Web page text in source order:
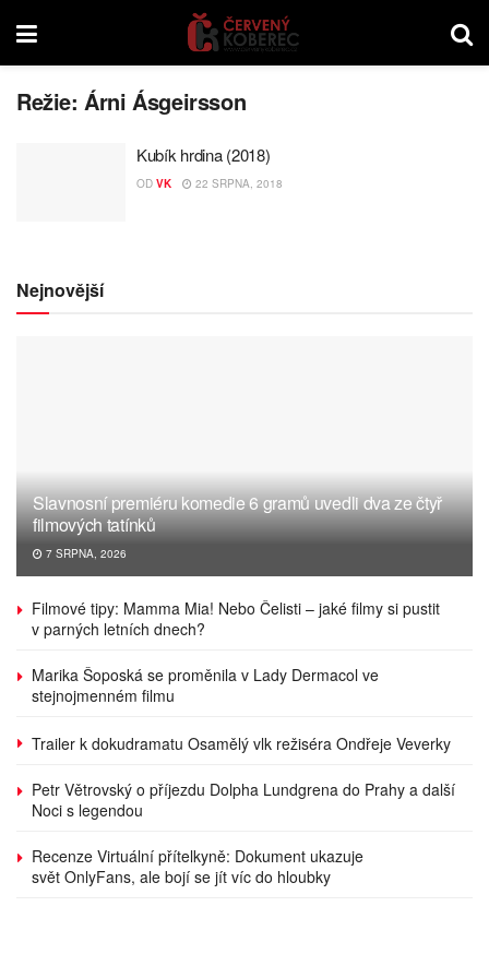
Režie:Árni Ásgeirsson
Kubík hrdina (2018)
OD VK 22 SRPNA, 2018
Nejnovější
Slavnosní premiéru komedie 6 gramů uvedli dva ze čtyř
filmových tatínků
7 SRPNA, 2026
Filmové tipy: Mamma Mia! Nebo Čelisti – jaké filmy si pustit
v parných letních dnech?
Marika Šoposká se proměnila v Lady Dermacol ve
stejnojmenném filmu
Trailer k dokudramatu Osamělý vlk režiséra Ondřeje Veverky
Petr Větrovský o příjezdu Dolpha Lundgrena do Prahy a další
Noci s legendou
Recenze Virtuální přítelkyně: Dokument ukazuje
svět OnlyFans, ale bojí se jít víc do hloubky